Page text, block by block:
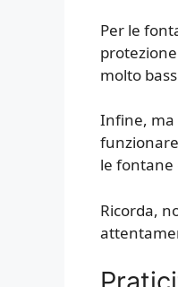
Per le
molto
Infine, ma
le fontane
Ricorda,